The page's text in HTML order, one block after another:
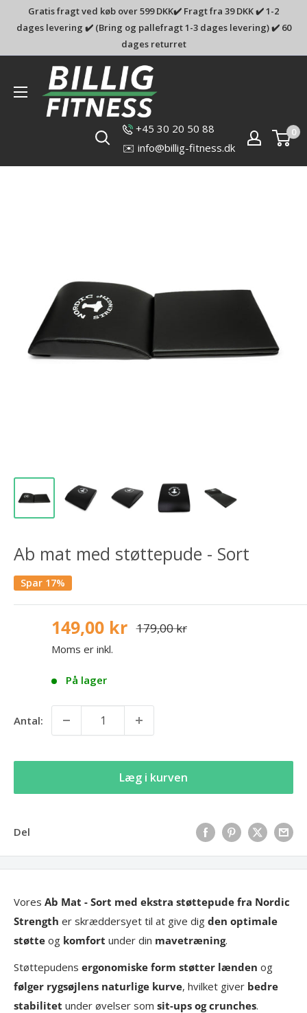
Gratis fragt ved køb over 599 DKK✔️ Fragt fra 39 DKK ✔️ 1-2
dages levering ✔️ (Bring og pallefragt 1-3 dages levering) ✔️ 60
dages returret
Billig-
fitness.dk
+45 30 20 50 88
✉️ info@billig-fitness.dk
0
Ab mat med støttepude - Sort
Spar 17%
149,00 kr 179,00 kr
Moms er inkl.
På lager
Antal:
Læg i kurven
Del
Vores Ab Mat - Sort med ekstra støttepude fra Nordic
Strength er skræddersyet til at give dig den optimale
støtte og komfort under din mavetræning.
Støttepudens ergonomiske form støtter lænden og
følger rygsøjlens naturlige kurve, hvilket giver bedre
stabilitet under øvelser som sit-ups og crunches.